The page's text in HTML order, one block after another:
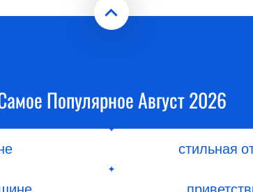
Популярное Август 2026
стильная